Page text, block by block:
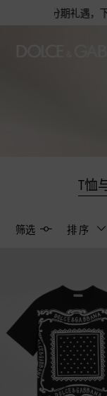
礼遇，下单即赠
T恤
筛选 排序